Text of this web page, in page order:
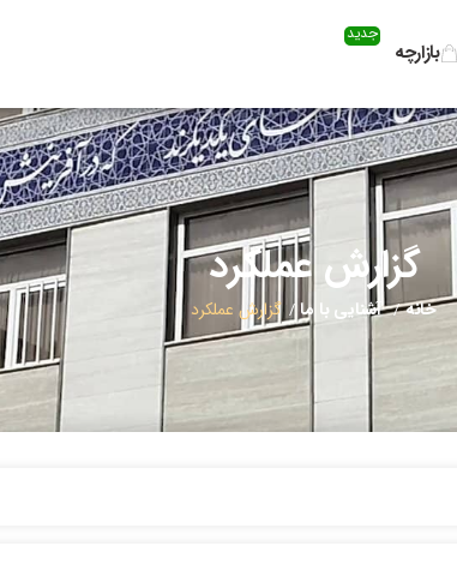
بازارچه
جدید
گزارش عملکرد
خانه / آشنایی با ما / گزارش عملکرد